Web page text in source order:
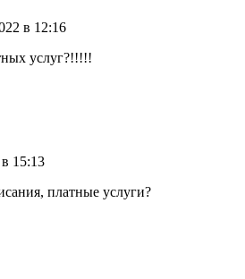
в 12:16
услуг?!!!!!
15:13
платные услуги?